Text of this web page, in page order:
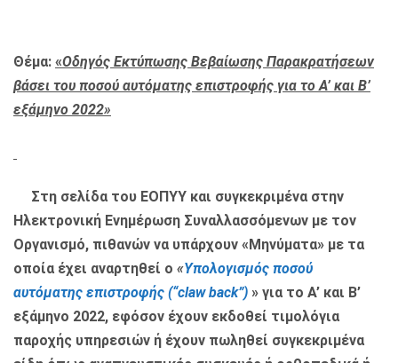
Θέμα: «Οδηγός Εκτύπωσης Βεβαίωσης Παρακρατήσεων
βάσει του ποσού αυτόματης επιστροφής για το Α’ και Β’
εξάμηνο 2022»
Στη σελίδα του ΕΟΠΥΥ και συγκεκριμένα στην
Ηλεκτρονική Ενημέρωση Συναλλασσόμενων με τον
Οργανισμό, πιθανών να υπάρχουν «Μηνύματα» με τα
οποία έχει αναρτηθεί ο «Υπολογισμός ποσού
αυτόματης επιστροφής (“claw back”) » για το Α’ και Β’
εξάμηνο 2022, εφόσον έχουν εκδοθεί τιμολόγια
παροχής υπηρεσιών ή έχουν πωληθεί συγκεκριμένα